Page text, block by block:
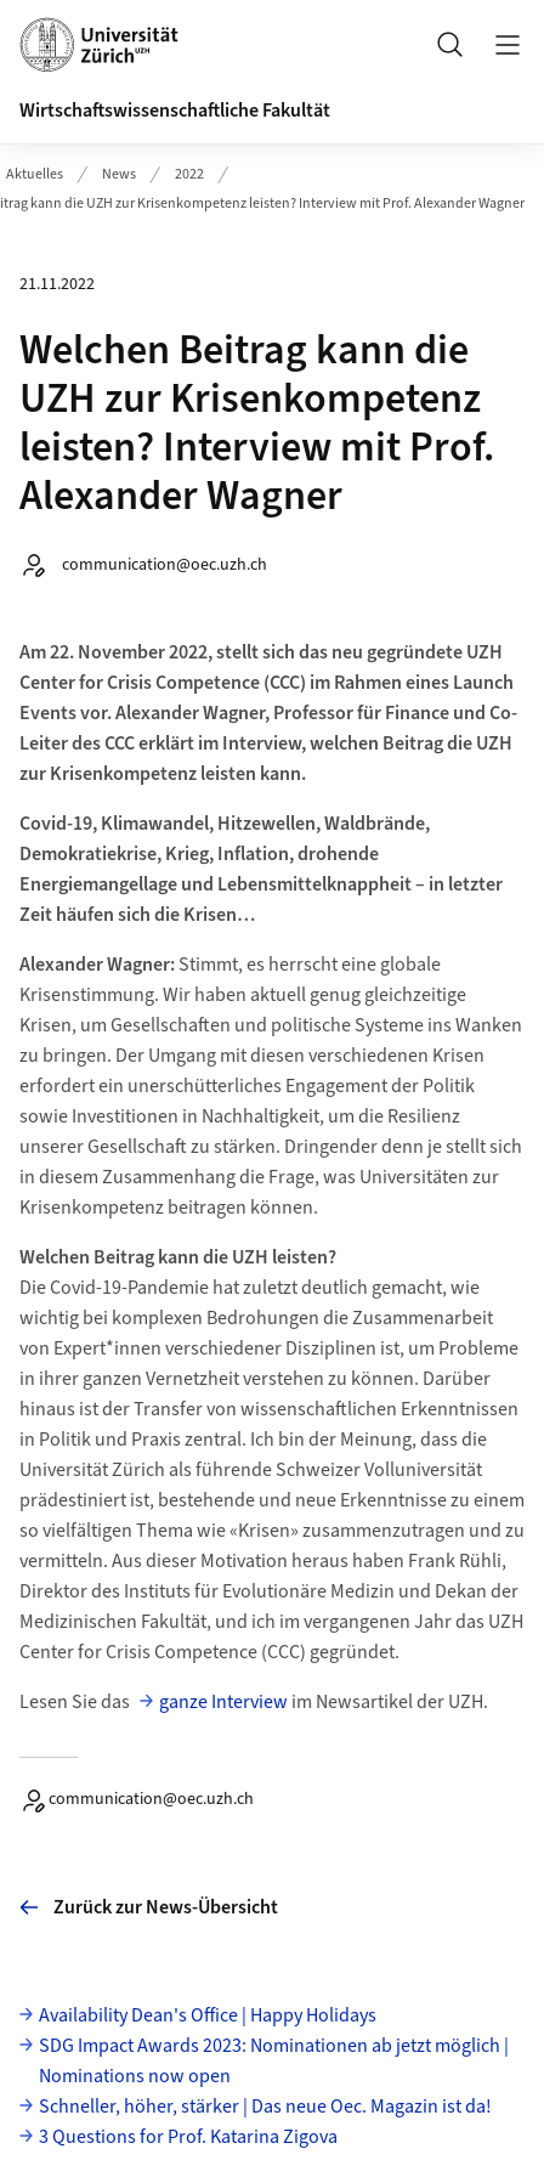
Header
Suche
Wirtschaftswissenschaftliche Fakultät
Aktuelles News
2022
kann die UZH zur Krisenkompetenz leisten? Interview mit Prof. Alexander Wagner
21.11.2022
Welchen Beitrag kann die
UZH zur Krisenkompetenz
leisten? Interview mit Prof.
Alexander Wagner
Autor:
communication@oec.uzh.ch
Am 22. November 2022, stellt sich das neu gegründete UZH
Center for Crisis Competence (CCC) im Rahmen eines Launch
Events vor. Alexander Wagner, Professor für Finance und Co-
Leiter des CCC erklärt im Interview, welchen Beitrag die UZH
zur Krisenkompetenz leisten kann.
Covid-19, Klimawandel, Hitzewellen, Waldbrände,
Demokratiekrise, Krieg, Inflation, drohende
Energiemangellage und Lebensmittelknappheit – in letzter
Zeit häufen sich die Krisen…
Alexander Wagner:Stimmt, es herrscht eine globale
Krisenstimmung. Wir haben aktuell genug gleichzeitige
Krisen, um Gesellschaften und politische Systeme ins Wanken
zu bringen. Der Umgang mit diesen verschiedenen Krisen
erfordert ein unerschütterliches Engagement der Politik
sowie Investitionen in Nachhaltigkeit, um die Resilienz
unserer Gesellschaft zu stärken. Dringender denn je stellt sich
in diesem Zusammenhang die Frage, was Universitäten zur
Krisenkompetenz beitragen können.
Welchen Beitrag kann die UZH leisten?
Die Covid-19-Pandemie hat zuletzt deutlich gemacht, wie
wichtig bei komplexen Bedrohungen die Zusammenarbeit
von Expert*innen verschiedener Disziplinen ist, um Probleme
in ihrer ganzen Vernetzheit verstehen zu können. Darüber
hinaus ist der Transfer von wissenschaftlichen Erkenntnissen
in Politik und Praxis zentral. Ich bin der Meinung, dass die
Universität Zürich als führende Schweizer Volluniversität
prädestiniert ist, bestehende und neue Erkenntnisse zu einem
so vielfältigen Thema wie «Krisen» zusammenzutragen und zu
vermitteln. Aus dieser Motivation heraus haben Frank Rühli,
Direktor des Instituts für Evolutionäre Medizin und Dekan der
Medizinischen Fakultät, und ich im vergangenen Jahr das UZH
Center for Crisis Competence (CCC) gegründet.
Lesen Sie das
ganze Interview im Newsartikel der UZH.
communication@oec.uzh.ch
Zurück zur News-Übersicht
Unterseiten
Availability Dean's Office | Happy Holidays
SDG Impact Awards 2023: Nominationen ab jetzt möglich |
Nominations now open
Schneller, höher, stärker | Das neue Oec. Magazin ist da!
3 Questions for Prof. Katarina Zigova